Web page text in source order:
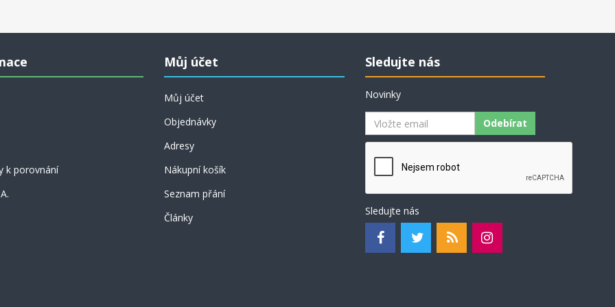
k porovnání
Můj účet
Můj účet
Objednávky
Adresy
Nákupní košík
Seznam přání
Články
Sledujte nás
Novinky
Odebírat
Sledujte nás